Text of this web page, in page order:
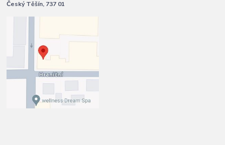
Český Těšín, 737 01